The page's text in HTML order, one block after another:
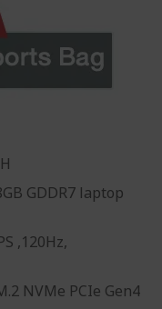
GDDR7 laptop
,120Hz,
NVMe PCIe Gen4